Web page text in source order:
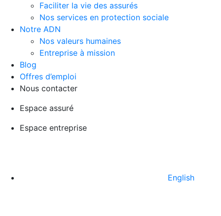
Faciliter la vie des assurés
Nos services en protection sociale
Notre ADN
Nos valeurs humaines
Entreprise à mission
Blog
Offres d’emploi
Nous contacter
Espace assuré
Espace entreprise
English